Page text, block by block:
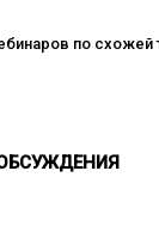
по схожей